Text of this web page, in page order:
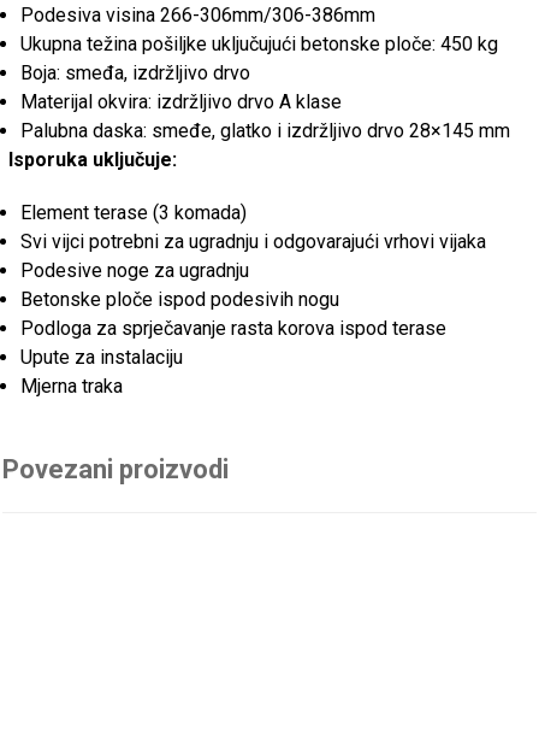
Podesiva visina 266-306mm/306-386mm
Ukupna težina pošiljke uključujući betonske ploče: 450 kg
Boja: smeđa, izdržljivo drvo
Materijal okvira: izdržljivo drvo A klase
Palubna daska: smeđe, glatko i izdržljivo drvo 28×145 mm
Isporuka uključuje:
Element terase (3 komada)
Svi vijci potrebni za ugradnju i odgovarajući vrhovi vijaka
Podesive noge za ugradnju
Betonske ploče ispod podesivih nogu
Podloga za sprječavanje rasta korova ispod terase
Upute za instalaciju
Mjerna traka
Povezani proizvodi